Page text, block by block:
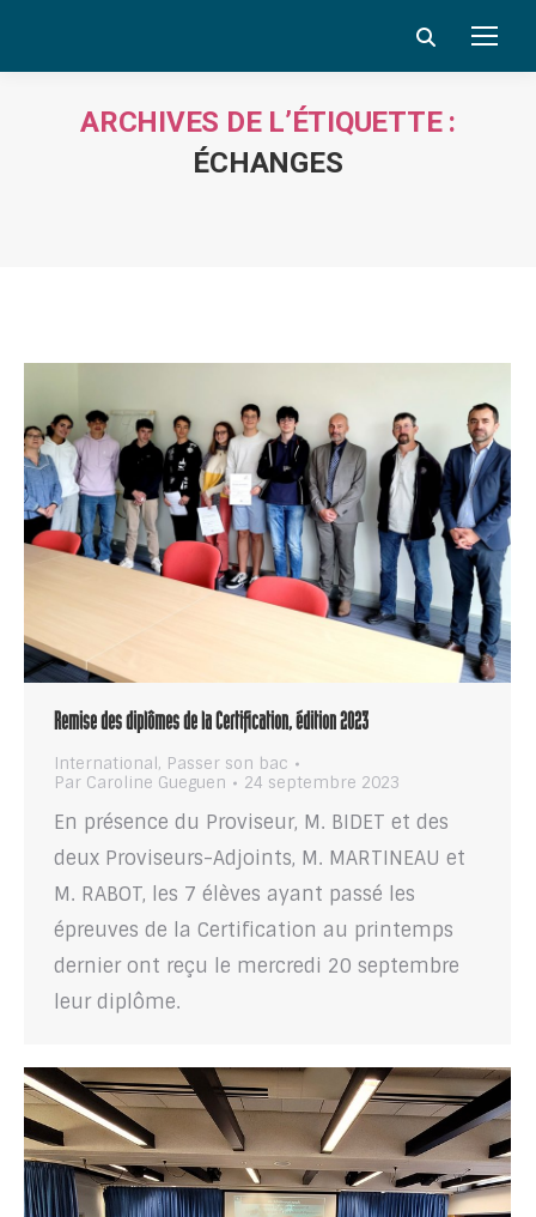
Search:
ARCHIVES DE L’ÉTIQUETTE :
ÉCHANGES
Remise des diplômes de la Certification, édition 2023
International, Passer son bac
Par Caroline Gueguen 24 septembre 2023
En présence du Proviseur, M. BIDET et des
deux Proviseurs-Adjoints, M. MARTINEAU et
M. RABOT, les 7 élèves ayant passé les
épreuves de la Certification au printemps
dernier ont reçu le mercredi 20 septembre
leur diplôme.